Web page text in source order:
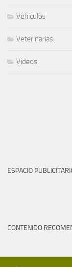
Vehiculos
Veterinarias
Videos
ESPACIO
CONTENIDO